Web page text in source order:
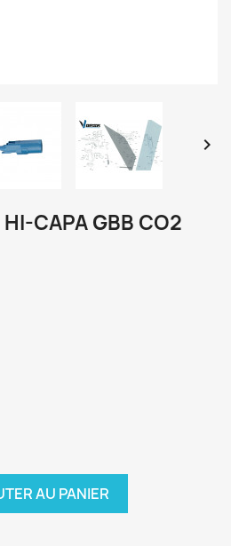

CAPA GBB CO2
AU PANIER